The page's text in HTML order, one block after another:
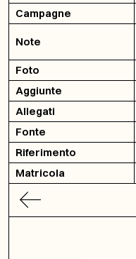
Campagne
Note
Foto
Aggiunte
Allegati
Fonte
Riferimento
Matricola